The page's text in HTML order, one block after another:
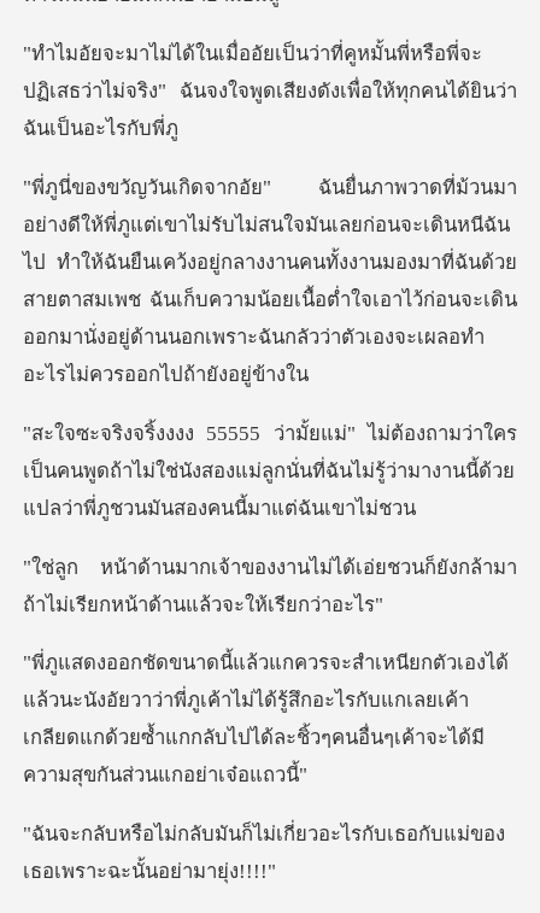
นพี่หรือพี่จะ
ปฏิเสธว่าไม่จริง" ฉันจงใจพูดเสี
ะเดินหนีฉัน
ไป ทำให้ฉันยืนเคว้งอยู่กลางงานคนทั้งงานมองมาที่ฉันด้วย
สายตาสมเพช ฉันเก็บความน้อยเนื้อต่
คร
เป็นคนพูดถ้าไม่ใช่นังสองแม่ลูกนั่นที่ฉันไม่รู้ว่าม
่ได้เอ่ยชวนก็ยังกล้ามา
ถ้าไม่เรี
ยวาว่าพี่ภูเค้าไม่ได้รู้สึกอะไรกับแกเลยเค้า
เกลียดแกด้วยซ้ำแกกล
่เกี่ยวอะไรกับเธอกับแม่ของ
เธ